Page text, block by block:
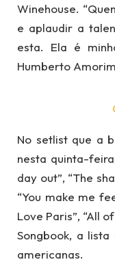
Winehouse.
e aplaudir a
esta. Ela é
Humberto
No setlist que a
nesta quinta-
day out”, “The
“You make me
Love Paris”, “All
Songbook, a
americanas.